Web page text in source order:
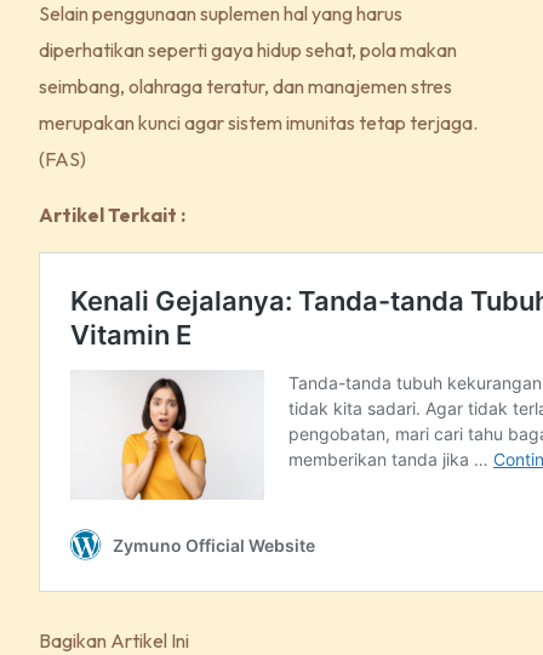
Selain penggunaan suplemen hal yang harus
diperhatikan seperti gaya hidup sehat, pola makan
seimbang, olahraga teratur, dan manajemen stres
merupakan kunci agar sistem imunitas tetap terjaga.
(FAS)
Artikel Terkait :
Bagikan Artikel Ini